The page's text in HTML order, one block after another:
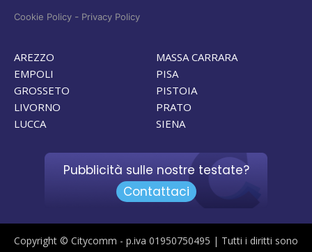
Cookie Policy - Privacy Policy
AREZZO
EMPOLI
GROSSETO
LIVORNO
LUCCA
MASSA CARRARA
PISA
PISTOIA
PRATO
SIENA
Pubblicità sulle nostre testate?
Contattaci
Copyright © Citycomm - p.iva 01950750495 | Tutti i diritti sono